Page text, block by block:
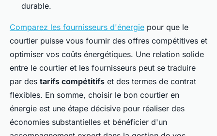
durable.
Comparez les fournisseurs d'énergie pour que le
courtier puisse vous fournir des offres compétitives et
optimiser vos coûts énergétiques. Une relation solide
entre le courtier et les fournisseurs peut se traduire
par des tarifs compétitifs et des termes de contrat
flexibles. En somme, choisir le bon courtier en
énergie est une étape décisive pour réaliser des
économies substantielles et bénéficier d'un